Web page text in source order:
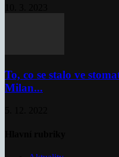
To, co se stalo ve
Milan...